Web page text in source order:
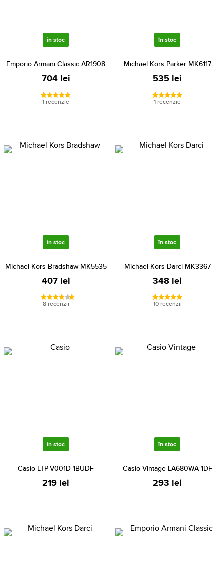
în stoc
Emporio Armani Classic AR1908
704 lei
1 recenzie
în stoc
Michael Kors Parker MK6117
535 lei
1 recenzie
în stoc
Michael Kors Bradshaw MK5535
407 lei
8 recenzii
în stoc
Michael Kors Darci MK3367
348 lei
10 recenzii
în stoc
Casio LTP-V001D-1BUDF
219 lei
în stoc
Casio Vintage LA680WA-1DF
293 lei